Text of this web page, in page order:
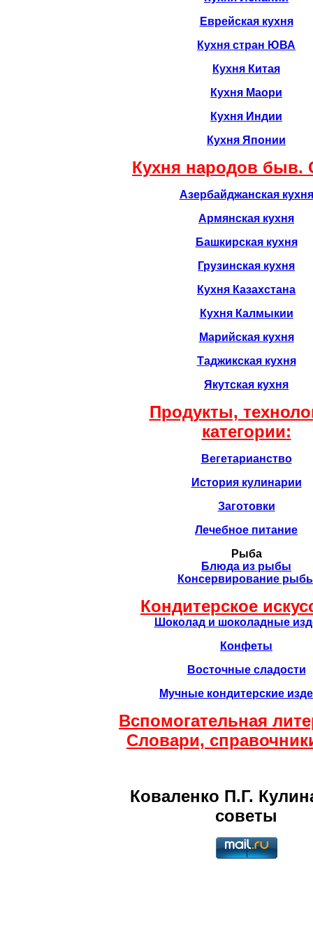
Еврейская кухня
Кухня стран ЮВА
Кухня Китая
Кухня Маори
Кухня Индии
Кухня Японии
Кухня народов быв.
Азербайджанская кухня
Армянская кухня
Башкирская кухня
Грузинская кухня
Кухня Казахстана
Кухня Калмыкии
Марийская кухня
Таджикская кухня
Якутская кухня
Продукты,
категории:
Вегетарианство
История кулинарии
Заготовки
Лечебное питание
Рыба
Блюда из рыбы
Консервирование
Кондитерское
Шоколад и шоколадные
Конфеты
Восточные сладости
Мучные кондитерские
Вспомогательная
Словари,
Коваленко П.Г.
советы